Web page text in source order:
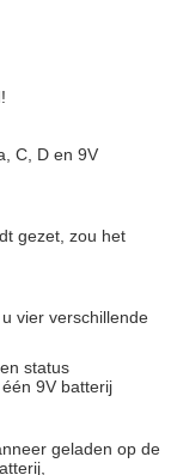
C, D en 9V
gezet, zou het
vier verschillende
status
9V batterij
geladen op de